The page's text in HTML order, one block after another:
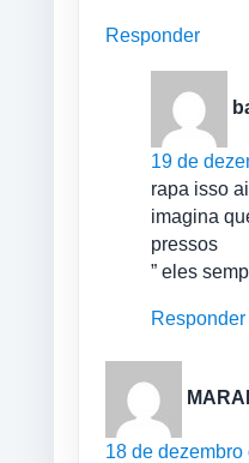
Responder
19 de
rapa isso
imagina
pressos
” eles
Responder
18 de